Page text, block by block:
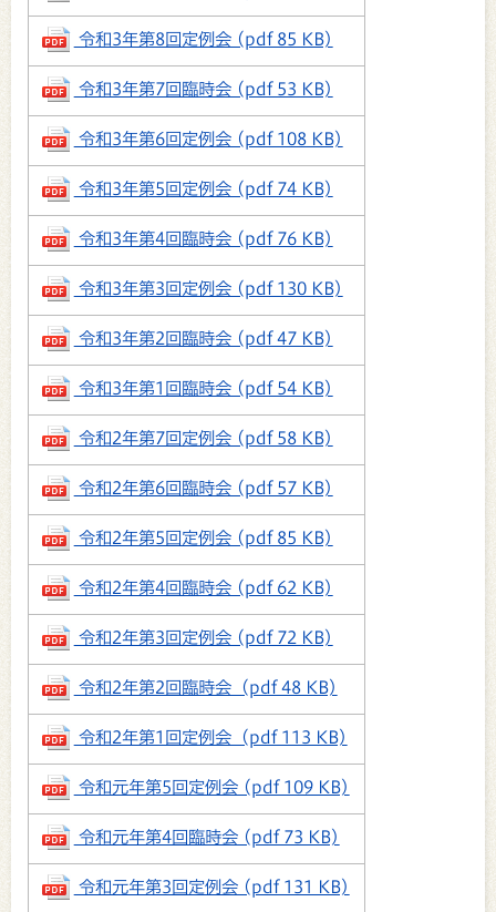
令和3年第8回定例会 (pdf 85 KB)
令和3年第7回臨時会 (pdf 53 KB)
令和3年第6回定例会 (pdf 108 KB)
令和3年第5回定例会 (pdf 74 KB)
令和3年第4回臨時会 (pdf 76 KB)
令和3年第3回定例会 (pdf 130 KB)
令和3年第2回臨時会 (pdf 47 KB)
令和3年第1回臨時会 (pdf 54 KB)
令和2年第7回定例会 (pdf 58 KB)
令和2年第6回臨時会 (pdf 57 KB)
令和2年第5回定例会 (pdf 85 KB)
令和2年第4回臨時会 (pdf 62 KB)
令和2年第3回定例会 (pdf 72 KB)
令和2年第2回臨時会 (pdf 48 KB)
令和2年第1回定例会 (pdf 113 KB)
令和元年第5回定例会 (pdf 109 KB)
令和元年第4回臨時会 (pdf 73 KB)
令和元年第3回定例会 (pdf 131 KB)